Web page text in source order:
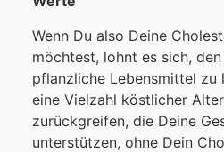
Wenn Du also Deine
möchtest, lohnt es sich,
pflanzliche Lebensmittel zu
eine Vielzahl köstlicher
zurückgreifen, die Deine
unterstützen, ohne Dein